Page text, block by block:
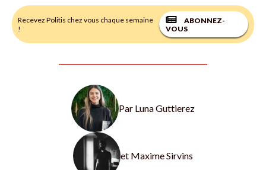
Recevez Politis chez vous chaque semaine
!
ABONNEZ-
VOUS
Par Luna Guttierez
et Maxime Sirvins